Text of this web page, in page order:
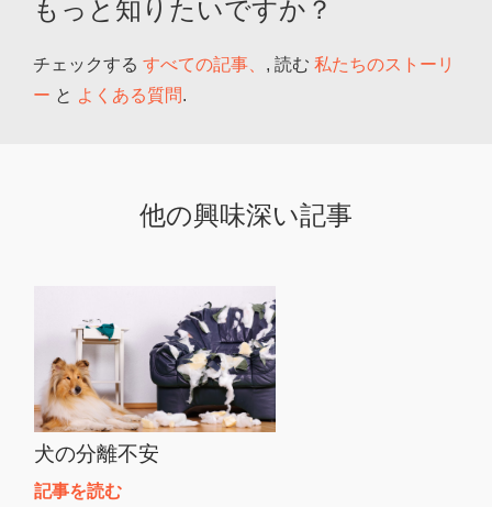
もっと知りたいですか？
チェックする すべての記事、 , 読む 私たちのストーリ
ー と よくある質問.
他の興味深い記事
犬の分離不安
記事を読む